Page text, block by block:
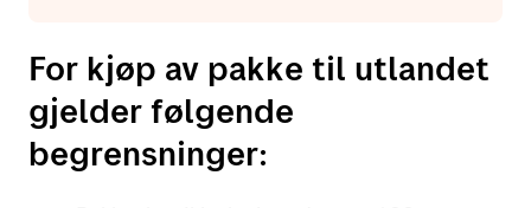
For kjøp av pakke til utlandet
gjelder følgende
begrensninger: